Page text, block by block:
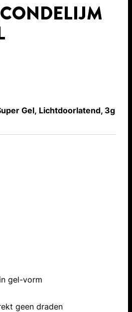
Gel, Lichtdoorlatend, 3g
gel-vorm
geen draden